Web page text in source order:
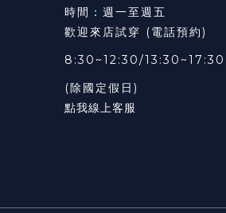
時間：週一至週五
歡迎來店試穿 (電話預約)
8:30~12:30/13:30~17:30
(除國定假日)
點我線上客服